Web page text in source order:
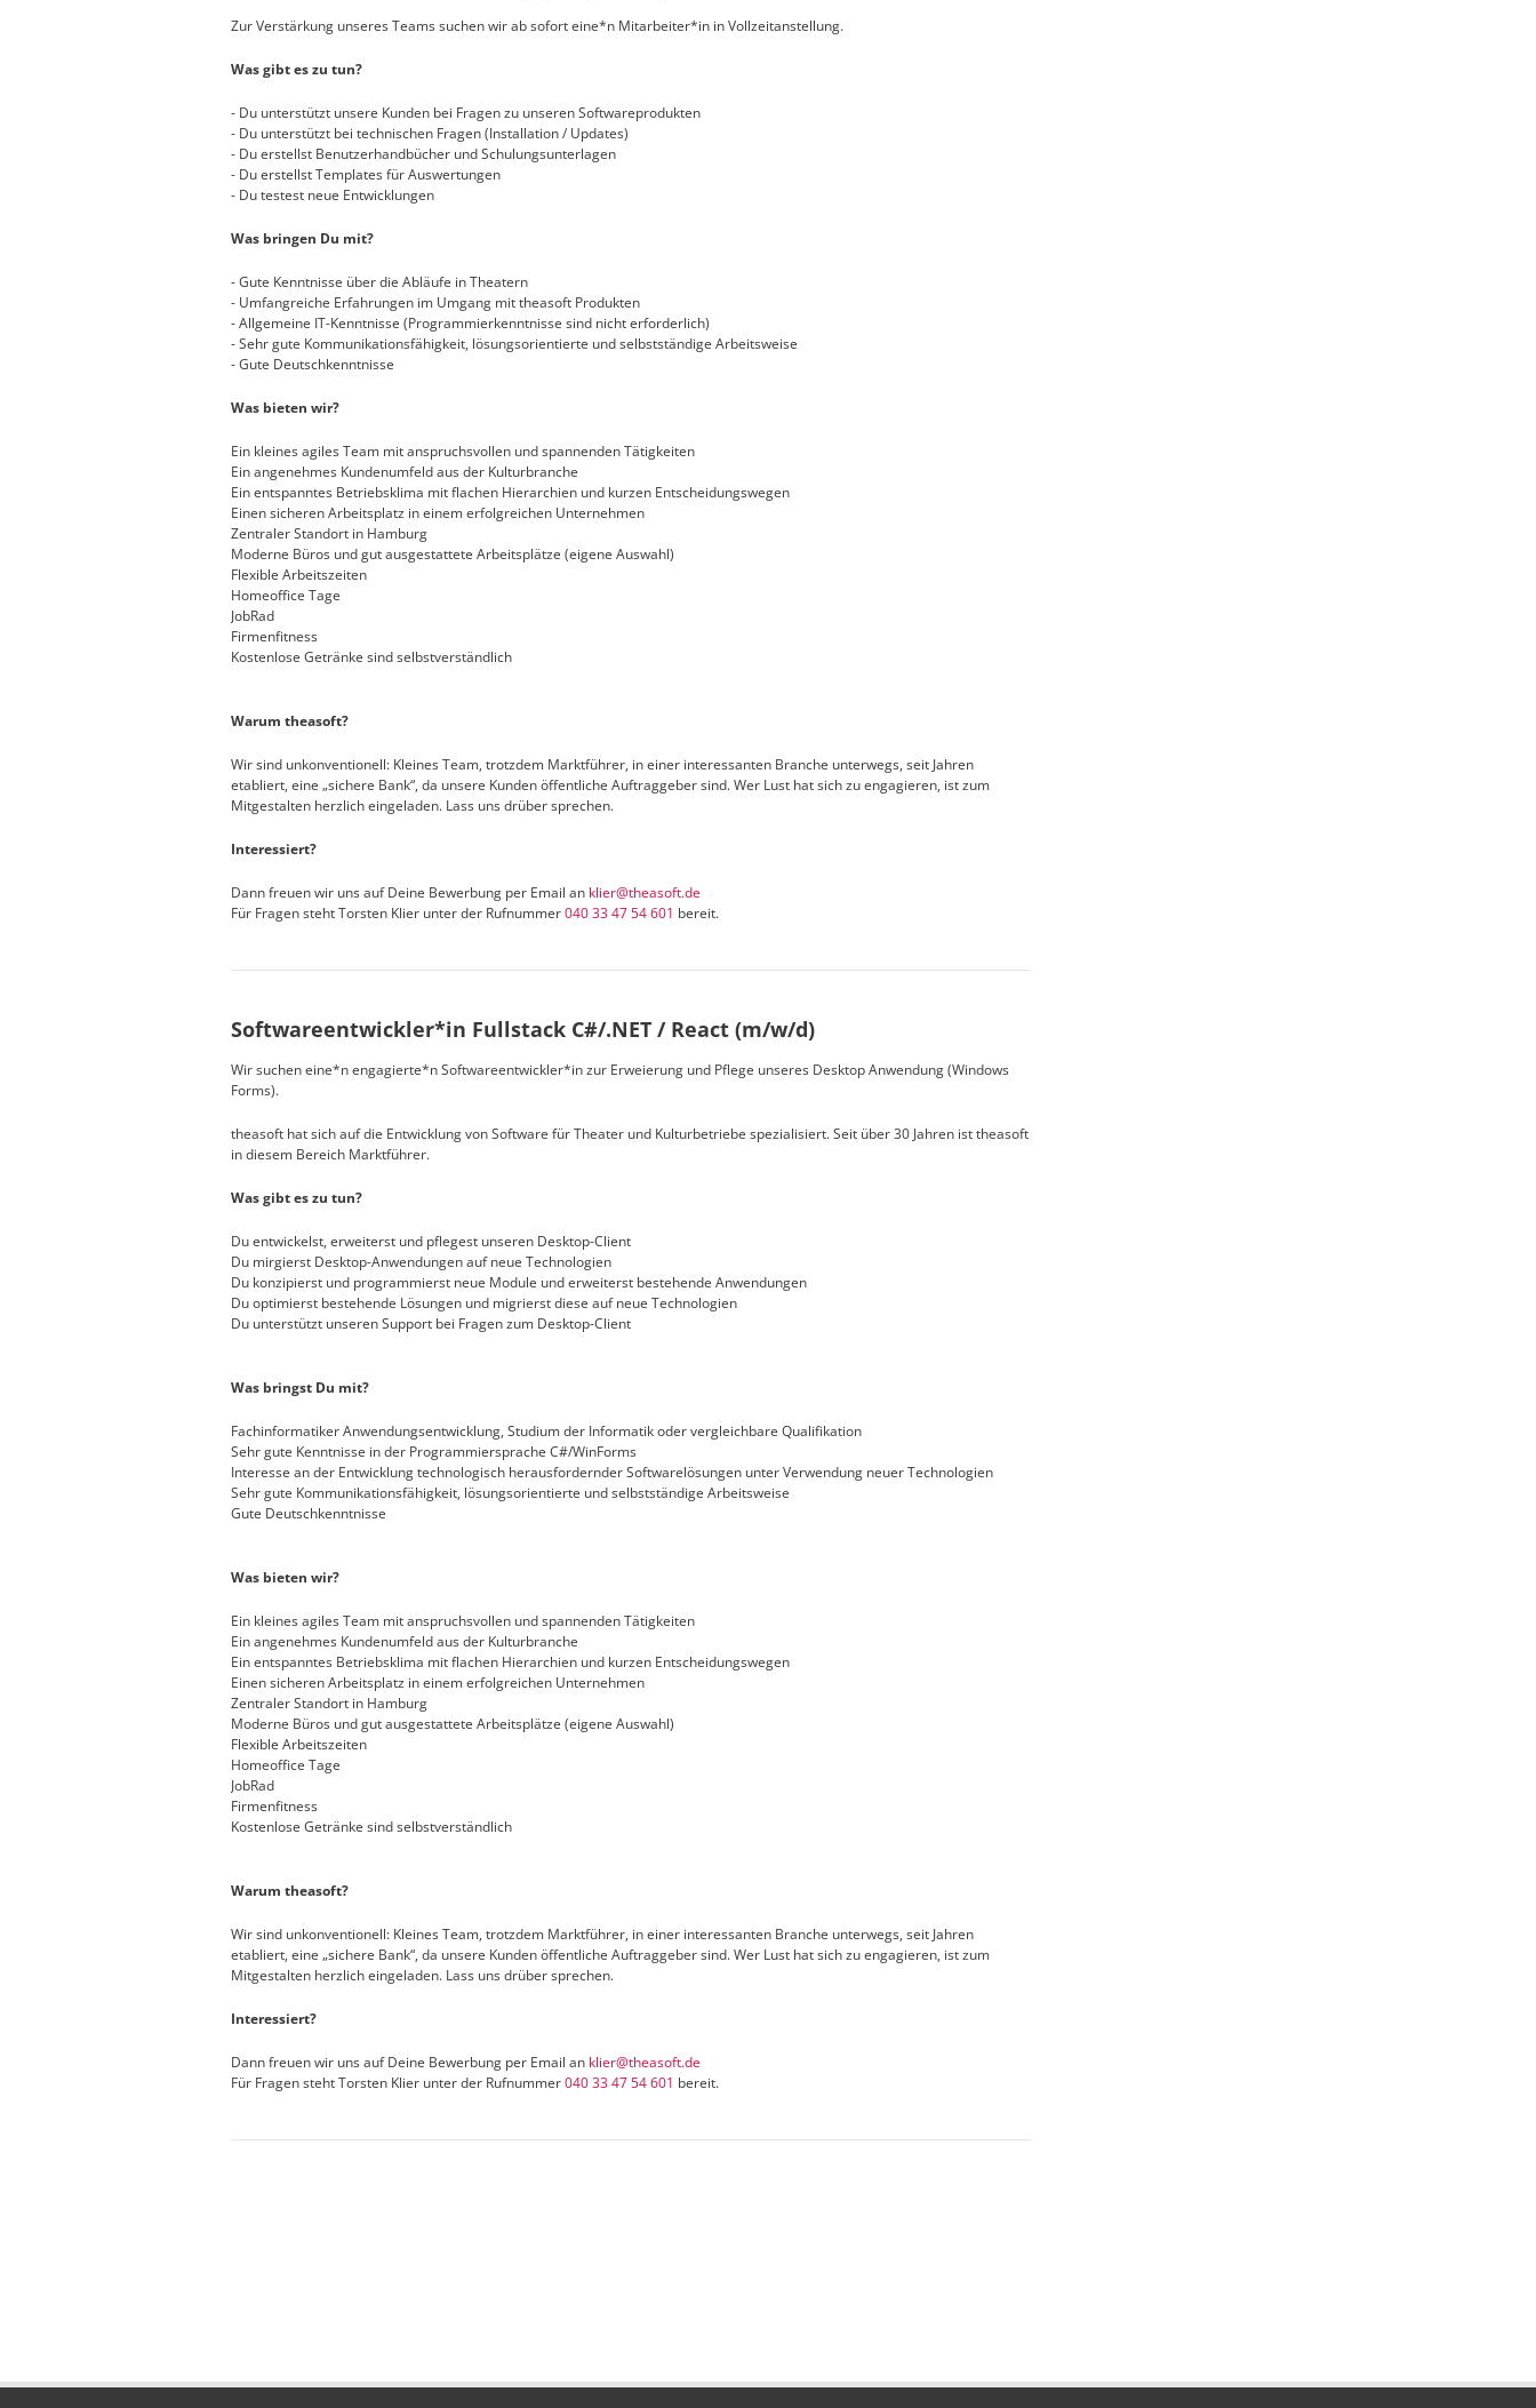
Zur Verstärkung unseres Teams suchen wir ab sofort eine*n Mitarbeiter*in in Vollzeitanstellung.
Was gibt es zu tun?
- Du unterstützt unsere Kunden bei Fragen zu unseren Softwareprodukten
- Du unterstützt bei technischen Fragen (Installation / Updates)
- Du erstellst Benutzerhandbücher und Schulungsunterlagen
- Du erstellst Templates für Auswertungen
- Du testest neue Entwicklungen
Was bringen Du mit?
- Gute Kenntnisse über die Abläufe in Theatern
- Umfangreiche Erfahrungen im Umgang mit theasoft Produkten
- Allgemeine IT-Kenntnisse (Programmierkenntnisse sind nicht erforderlich)
- Sehr gute Kommunikationsfähigkeit, lösungsorientierte und selbstständige Arbeitsweise
- Gute Deutschkenntnisse
Was bieten wir?
Ein kleines agiles Team mit anspruchsvollen und spannenden Tätigkeiten
Ein angenehmes Kundenumfeld aus der Kulturbranche
Ein entspanntes Betriebsklima mit flachen Hierarchien und kurzen Entscheidungswegen
Einen sicheren Arbeitsplatz in einem erfolgreichen Unternehmen
Zentraler Standort in Hamburg
Moderne Büros und gut ausgestattete Arbeitsplätze (eigene Auswahl)
Flexible Arbeitszeiten
Homeoffice Tage
JobRad
Firmenfitness
Kostenlose Getränke sind selbstverständlich
Warum theasoft?
Wir sind unkonventionell: Kleines Team, trotzdem Marktführer, in einer interessanten Branche unterwegs, seit Jahren
etabliert, eine „sichere Bank“, da unsere Kunden öffentliche Auftraggeber sind. Wer Lust hat sich zu engagieren, ist zum
Mitgestalten herzlich eingeladen. Lass uns drüber sprechen.
Interessiert?
Dann freuen wir uns auf Deine Bewerbung per Email an klier@theasoft.de
Für Fragen steht Torsten Klier unter der Rufnummer040 33 47 54 601 bereit.
Softwareentwickler*in Fullstack C#/.NET / React (m/w/d)
Wir suchen eine*n engagierte*n Softwareentwickler*in zur Erweierung und Pflege unseres Desktop Anwendung (Windows
Forms).
theasoft hat sich auf die Entwicklung von Software für Theater und Kulturbetriebe spezialisiert. Seit über 30 Jahren ist theasoft
in diesem Bereich Marktführer.
Was gibt es zu tun?
Du entwickelst, erweiterst und pflegest unseren Desktop-Client
Du mirgierst Desktop-Anwendungen auf neue Technologien
Du konzipierst und programmierst neue Module und erweiterst bestehende Anwendungen
Du optimierst bestehende Lösungen und migrierst diese auf neue Technologien
Du unterstützt unseren Support bei Fragen zum Desktop-Client
Was bringst Du mit?
Fachinformatiker Anwendungsentwicklung, Studium der Informatik oder vergleichbare Qualifikation
Sehr gute Kenntnisse in der Programmiersprache C#/WinForms
Interesse an der Entwicklung technologisch herausfordernder Softwarelösungen unter Verwendung neuer Technologien
Sehr gute Kommunikationsfähigkeit, lösungsorientierte und selbstständige Arbeitsweise
Gute Deutschkenntnisse
Was bieten wir?
Ein kleines agiles Team mit anspruchsvollen und spannenden Tätigkeiten
Ein angenehmes Kundenumfeld aus der Kulturbranche
Ein entspanntes Betriebsklima mit flachen Hierarchien und kurzen Entscheidungswegen
Einen sicheren Arbeitsplatz in einem erfolgreichen Unternehmen
Zentraler Standort in Hamburg
Moderne Büros und gut ausgestattete Arbeitsplätze (eigene Auswahl)
Flexible Arbeitszeiten
Homeoffice Tage
JobRad
Firmenfitness
Kostenlose Getränke sind selbstverständlich
Warum theasoft?
Wir sind unkonventionell: Kleines Team, trotzdem Marktführer, in einer interessanten Branche unterwegs, seit Jahren
etabliert, eine „sichere Bank“, da unsere Kunden öffentliche Auftraggeber sind. Wer Lust hat sich zu engagieren, ist zum
Mitgestalten herzlich eingeladen. Lass uns drüber sprechen.
Interessiert?
Dann freuen wir uns auf Deine Bewerbung per Email an klier@theasoft.de
Für Fragen steht Torsten Klier unter der Rufnummer040 33 47 54 601 bereit.